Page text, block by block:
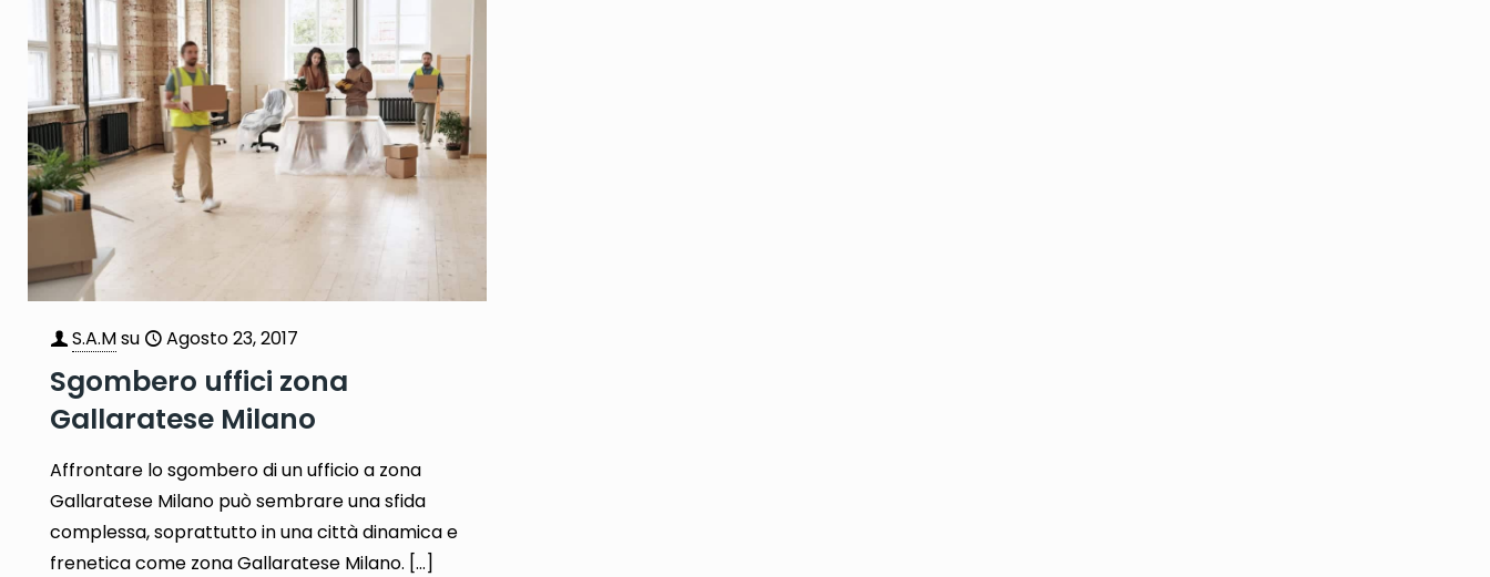
S.A.Msu Agosto 23, 2017
Sgombero uffici zona
Gallaratese Milano
Affrontare lo sgombero di un ufficio a zona
Gallaratese Milano può sembrare una sfida
complessa, soprattutto in una città dinamica e
frenetica come zona Gallaratese Milano. […]